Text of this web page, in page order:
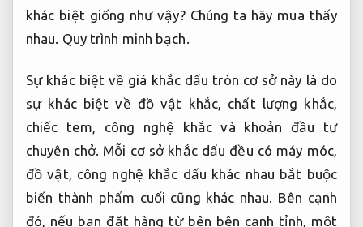
khác biệt giống như vậy? Chúng ta hãy mua thấy
nhau. Quy trình minh bạch.
Sự khác biệt về giá khắc dấu tròn cơ sở này là do
sự khác biệt về đồ vật khắc, chất lượng khắc,
chiếc tem, công nghệ khắc và khoản đầu tư
chuyên chở. Mỗi cơ sở khắc dấu đều có máy móc,
đồ vật, công nghệ khắc dấu khác nhau bắt buộc
biến thành phẩm cuối cũng khác nhau. Bên cạnh
đó, nếu bạn đặt hàng từ bên bên cạnh tỉnh, một